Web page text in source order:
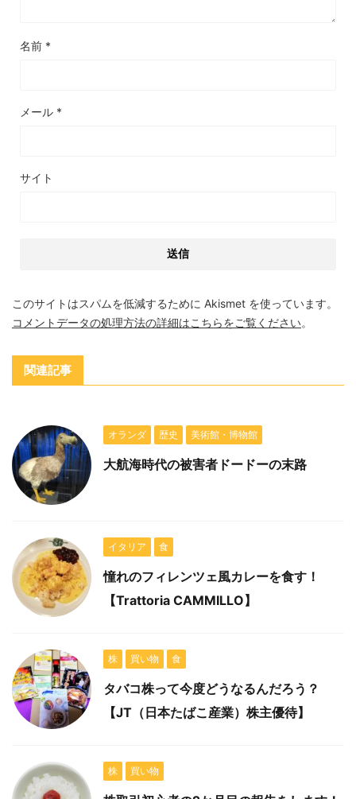
名前 *
メール *
サイト
このサイトはスパムを低減するために Akismet を使っています。
コメントデータの処理方法の詳細はこちらをご覧ください。
関連記事
オランダ 歴史 美術館・博物館
大航海時代の被害者ドードーの末路
イタリア 食
憧れのフィレンツェ風カレーを食す！
【Trattoria CAMMILLO】
株 買い物 食
タバコ株って今度どうなるんだろう？
【JT（日本たばこ産業）株主優待】
株 買い物